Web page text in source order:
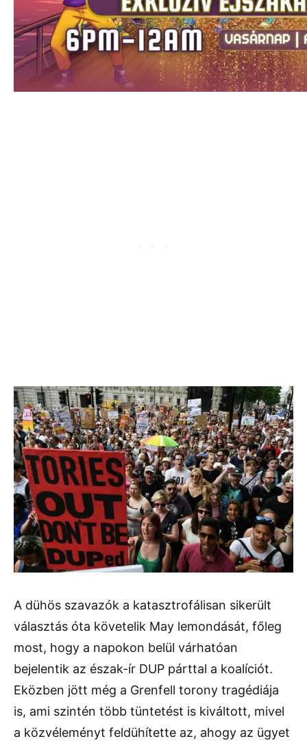
A dühös szavazók a katasztrofálisan sikerült
választás óta követelik May lemondását, főleg
most, hogy a napokon belül várhatóan
bejelentik az észak-ír DUP párttal a koalíciót.
Eközben jött még a Grenfell torony tragédiája
is, ami szintén több tüntetést is kiváltott, mivel
a közvéleményt feldühítette az, ahogy az ügyet